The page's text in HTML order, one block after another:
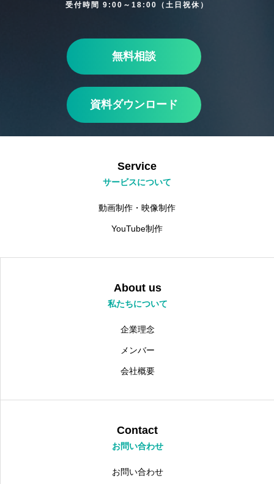
受付時間 9:00～18:00（土日祝休）
無料相談
資料ダウンロード
Service
サービスについて
動画制作・映像制作
YouTube制作
About us
私たちについて
企業理念
メンバー
会社概要
Contact
お問い合わせ
お問い合わせ